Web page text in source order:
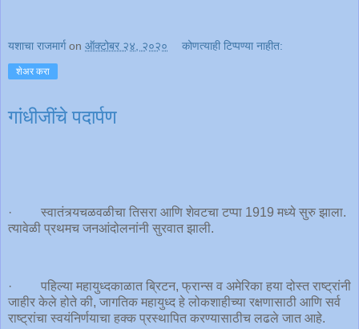
यशाचा राजमार्ग on ऑक्टोबर २४, २०२० कोणत्याही टिप्पण्‍या नाहीत:
शेअर करा
गांधीजींचे पदार्पण
· स्वातंत्र्यचळवळीचा तिसरा आणि शेवटचा टप्पा 1919 मध्ये सुरु झाला.
त्यावेळी प्रथमच जनआंदोलनांनी सुरवात झाली.
· पहिल्या महायुध्दकाळात ब्रिटन, फ्रान्स व अमेरिका हया दोस्त राष्ट्रांनी
जाहीर केले होते की, जागतिक महायुध्द हे लोकशाहीच्या रक्षणासाठी आणि सर्व
राष्ट्रांचा स्वयंनिर्णयाचा हक्क प्रस्थापित करण्यासाठीच लढले जात आहे.